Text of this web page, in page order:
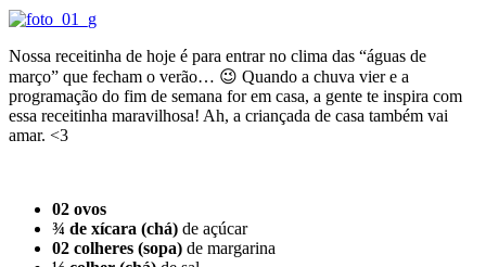
Nossa receitinha de hoje é para entrar no clima das “águas de
março” que fecham o verão… 😉 Quando a chuva vier e a
programação do fim de semana for em casa, a gente te inspira com
essa receitinha maravilhosa! Ah, a criançada de casa também vai
amar. <3
02 ovos
¾ de xícara (chá) de açúcar
02 colheres (sopa) de margarina